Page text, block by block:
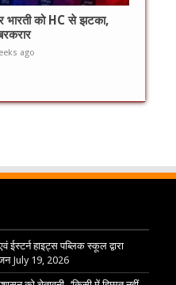
भारती को HC से झटका,
ago
ईस्टर्न हाइट्स पब्लिक स्कूल द्वारा
July 19, 2026